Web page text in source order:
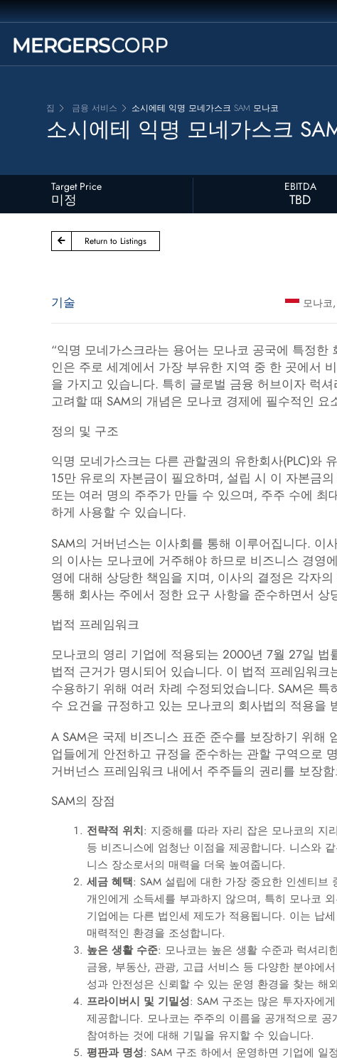
집 금융 서비스 소시에테 익명 모네가스크 SAM 모나코
소시에테 익명 모네가스크
Target Price
미정
EBITDA
TBD
Return to Listings
기술 모나코,
“익명 모네가스크라는 용어는 모나코 공국에 특정
인은 주로 세계에서 가장 부유한 지역 중 한 곳에서
을 가지고 있습니다. 특히 글로벌 금융 허브이자 럭
고려할 때 SAM의 개념은 모나코 경제에 필수적인 요
정의 및 구조
익명 모네가스크는 다른 관할권의 유한회사(PLC)와
15만 유로의 자본금이 필요하며, 설립 시 이 자본금
또는 여러 명의 주주가 만들 수 있으며, 주주 수에
하게 사용할 수 있습니다.
SAM의 거버넌스는 이사회를 통해 이루어집니다. 이
의 이사는 모나코에 거주해야 하므로 비즈니스 경영
영에 대해 상당한 책임을 지며, 이사의 결정은 각자
통해 회사는 주에서 정한 요구 사항을 준수하면서
법적 프레임워크
모나코의 영리 기업에 적용되는 2000년 7월 27일 법
법적 근거가 명시되어 있습니다. 이 법적 프레임워
수용하기 위해 여러 차례 수정되었습니다. SAM은
수 요건을 규정하고 있는 모나코의 회사법의 적용을
A SAM은 국제 비즈니스 표준 준수를 보장하기 위해
업들에게 안전하고 규정을 준수하는 관할 구역으로
거버넌스 프레임워크 내에서 주주들의 권리를 보장
SAM의 장점
전략적 위치: 지중해를 따라 자리 잡은 모나코의 지
등 비즈니스에 엄청난 이점을 제공합니다. 니스와
니스 장소로서의 매력을 더욱 높여줍니다.
세금 혜택: SAM 설립에 대한 가장 중요한 인센티브
개인에게 소득세를 부과하지 않으며, 특히 모나코
기업에는 다른 법인세 제도가 적용됩니다. 이는 납
매력적인 환경을 조성합니다.
높은 생활 수준: 모나코는 높은 생활 수준과 럭셔리
금융, 부동산, 관광, 고급 서비스 등 다양한 분야에
성과 안전성은 신뢰할 수 있는 운영 환경을 찾는 해
프라이버시 및 기밀성: SAM 구조는 많은 투자자에
제공합니다. 모나코는 주주의 이름을 공개적으로
참여하는 것에 대해 기밀을 유지할 수 있습니다.
평판과 명성: SAM 구조 하에서 운영하면 기업에 일